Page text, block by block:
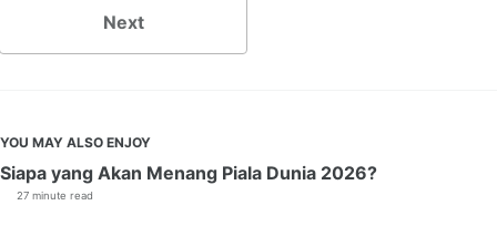
Next
YOU MAY ALSO ENJOY
Siapa yang Akan Menang Piala Dunia 2026?
27 minute read